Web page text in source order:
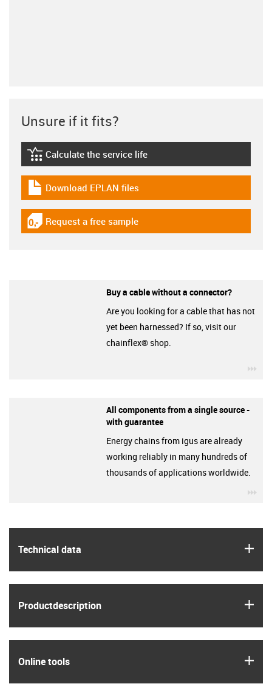
Technical data
Product­description
Online tools
Unsure if it fits?
igus-icon-lebensdauerrechner
Calculate the service life
igus-icon-download-plan
Download EPLAN files
igus-icon-gratismuster
Request a free sample
Buy a cable without a connector?
Are you looking for a cable that has not
yet been harnessed? If so, visit our
chainflex® shop.
All components from a single source -
with guarantee
Energy chains from igus are already
working reliably in many hundreds of
thousands of applications worldwide.